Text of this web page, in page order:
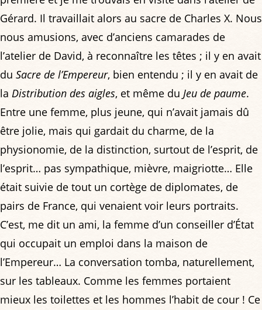
Gérard. Il travaillait alors au sacre de Charles X. Nous
nous amusions, avec d’anciens camarades de
l’atelier de David, à reconnaître les têtes ; il y en avait
du Sacre de l’Empereur, bien entendu ; il y en avait de
la Distribution des aigles, et même du Jeu de paume.
Entre une femme, plus jeune, qui n’avait jamais dû
être jolie, mais qui gardait du charme, de la
physionomie, de la distinction, surtout de l’esprit, de
l’esprit… pas sympathique, mièvre, maigriotte… Elle
était suivie de tout un cortège de diplomates, de
pairs de France, qui venaient voir leurs portraits.
C’est, me dit un ami, la femme d’un conseiller d’État
qui occupait un emploi dans la maison de
l’Empereur… La conversation tomba, naturellement,
sur les tableaux. Comme les femmes portaient
mieux les toilettes et les hommes l’habit de cour ! Ce